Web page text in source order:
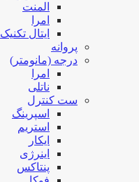
المنت
امرا
ایتال تکنیک
پروانه
درجه (مانومتر)
امرا
ناتلی
ست کنترل
اسپرینگ
استریم
ایکار
اینرژی
پنتاکس